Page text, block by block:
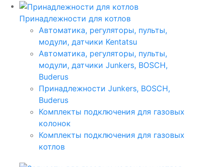
Принадлежности для котлов
Автоматика, регуляторы, пульты,
модули, датчики Kentatsu
Автоматика, регуляторы, пульты,
модули, датчики Junkers, BOSCH,
Buderus
Принадлежности Junkers, BOSCH,
Buderus
Комплекты подключения для газовых
колонок
Комплекты подключения для газовых
котлов